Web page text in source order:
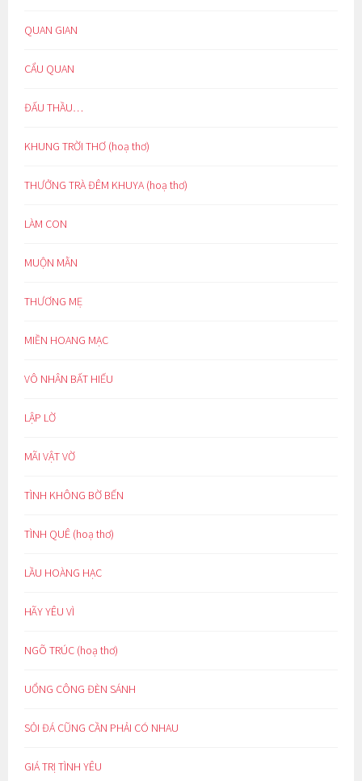
QUAN GIAN
CẨU QUAN
ĐẤU THẦU…
KHUNG TRỜI THƠ (hoạ thơ)
THƯỞNG TRÀ ĐÊM KHUYA (hoạ thơ)
LÀM CON
MUỘN MẰN
THƯƠNG MẸ
MIỀN HOANG MẠC
VÔ NHÂN BẤT HIẾU
LẬP LỜ
MÃI VẬT VỜ
TÌNH KHÔNG BỜ BẾN
TÌNH QUÊ (hoạ thơ)
LẦU HOÀNG HẠC
HÃY YÊU VÌ
NGÕ TRÚC (hoạ thơ)
UỔNG CÔNG ĐÈN SÁNH
SỎI ĐÁ CŨNG CẦN PHẢI CÓ NHAU
GIÁ TRỊ TÌNH YÊU